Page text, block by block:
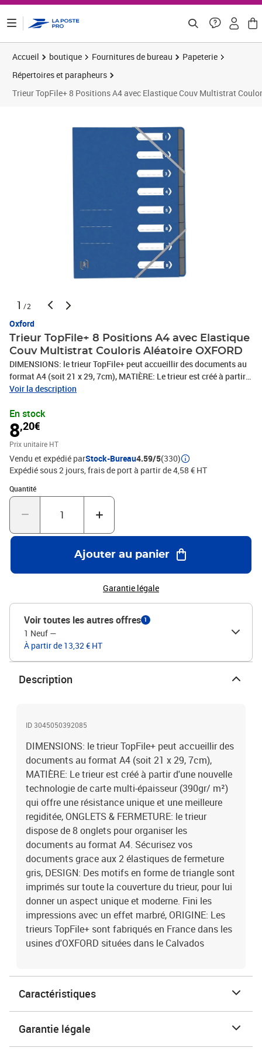
Accueil boutique Fournitures de bureau
Papeterie
Répertoires et parapheurs
Trieur TopFile+ 8 Positions A4 avec Elastique Couv Multistrat
1 /2
Oxford
Trieur TopFile+ 8 Positions A4 avec Elastique
Couv Multistrat Couloris Aléatoire OXFORD
DIMENSIONS: le trieur TopFile+ peut accueillir des documents au
format A4 (soit 21 x 29, 7cm), MATIÈRE: Le trieur est créé à partir
d'une nouvelle technologie de carte multi-épaisseur (390gr/ m²)
ONGLETS & FERMETURE: le trieur dispose de 8 onglets pour
organiser les documents au format A4. Sécurisez vos documents
grace aux 2 élastiques de fermeture gris, DESIGN: Des motifs en
forme de triangle sont imprimés sur toute la couverture du trieur,
pour lui donner un aspect unique et moderne. Fini les impressions
avec un effet marbré, ORIGINE: Les trieurs TopFile+ sont fabriqués
en France dans les usines d'OXFORD situées dans le Calvados
Voir la description
En stock
8,20€
Prix unitaire HT
Vendu et expédié parStock-Bureau4.59/5(330)
Expédié sous 2 jours, frais de port à partir de 4,58 € HT
Quantité
Quantité : 1
Ajouter au panier
Garantie légale
Voir toutes les autres offres 1
1 Neuf —
À partir de 13,32 € HT
Description
ID 3045050392085
DIMENSIONS: le trieur TopFile+ peut accueillir des
documents au format A4 (soit 21 x 29, 7cm),
MATIÈRE: Le trieur est créé à partir d'une nouvelle
technologie de carte multi-épaisseur (390gr/ m²)
qui offre une résistance unique et une meilleure
regiditée, ONGLETS & FERMETURE: le trieur
dispose de 8 onglets pour organiser les
documents au format A4. Sécurisez vos
documents grace aux 2 élastiques de fermeture
gris, DESIGN: Des motifs en forme de triangle sont
imprimés sur toute la couverture du trieur, pour lui
donner un aspect unique et moderne. Fini les
impressions avec un effet marbré, ORIGINE: Les
trieurs TopFile+ sont fabriqués en France dans les
usines d'OXFORD situées dans le Calvados
Caractéristiques
Garantie légale